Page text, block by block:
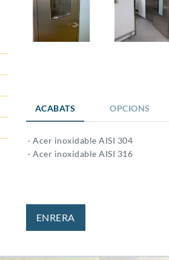
ACABATS OPCIONS
· Acer inoxidable AISI 304
· Acer inoxidable AISI 316
ENRERA